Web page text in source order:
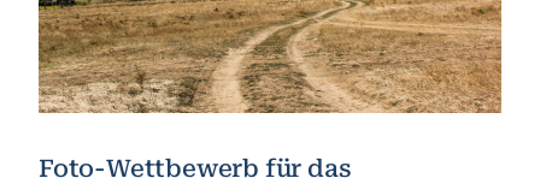
Foto-Wettbewerb für das